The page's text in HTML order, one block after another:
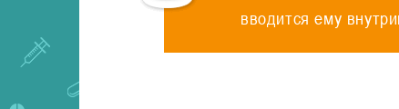
вводится ему